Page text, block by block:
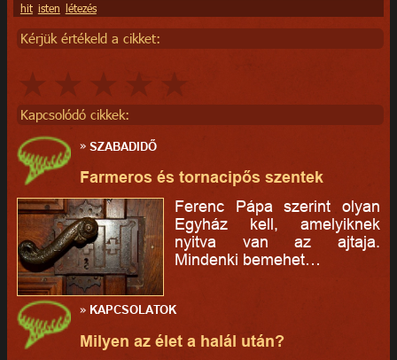
hit isten létezés
Kérjük értékeld a cikket:
Kapcsolódó cikkek:
»SZABADIDŐ
Farmeros és tornacipős szentek
Ferenc Pápa szerint olyan
Egyház kell, amelyiknek
nyitva van az ajtaja.
Mindenki bemehet…
» KAPCSOLATOK
Milyen az élet a halál után?